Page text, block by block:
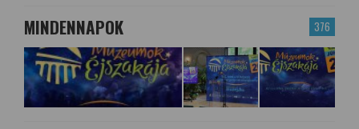
376
MINDENNAPOK